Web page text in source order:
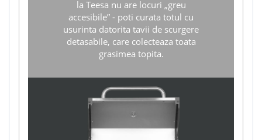
la Teesa nu are locuri „greu
accesibile” - poti curata totul cu
usurinta datorita tavii de scurgere
detasabile, care colecteaza toata
grasimea topita.